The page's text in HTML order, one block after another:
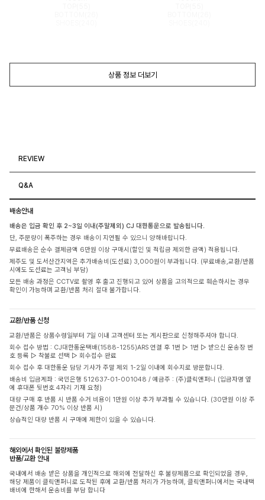
상품 정보 더보기
REVIEW
Q&A
배송안내
배송은 입금 확인 후 2~3일 이내(주말제외) CJ 대한통운으로 발송됩니다.
단, 주문량이 폭주하는 경우 배송이 지연될 수 있으니 양해바랍니다.
무료배송은 순수 결제금액 6만원 이상 구매시(할인 및 적립금 제외한 금액) 적용됩니다.
제주도 및 도서산간지역은 추가배송비(도선료) 3,000원이 부과됩니다. (무료배송,교환/반품
시에도 도선료는 고객님 부담)
모든 배송 과정은 CCTV로 촬영 후 출고 진행되고 있어 상품을 고의적으로 훼손하시는 경우
확인이 가능하며 교환/반품 처리 절대 불가합니다.
교환/반품 신청
교환/반품은 상품수령일부터 7일 이내 고객센터 또는 게시판으로 신청해주셔야 합니다.
회수 접수 방법 : CJ대한통운택배(1588-1255)ARS 연결 후 1번 ▷ 1번 ▷ 받으신 운송장 번
호 등록 ▷ 착불로 선택 ▷ 회수접수 완료
회수 접수 후 대한통운 담당 기사가 주말 제외 1-2일 이내에 회수지로 방문합니다.
배송비 입금계좌 : 국민은행 512637-01-001048 / 예금주 : (주)클릭앤퍼니 (입금자명 옆
에 휴대폰 뒷번호 4자리 기재 요청)
대량 구매 후 반품 시 반품 수거 비용이 1만원 이상 추가 부과될 수 있습니다. (30만원 이상 주
문건/상품 개수 70% 이상 반품 시)
상습적인 대량 반품 시 구매에 제한이 있을 수 있습니다.
해외에서 확인된 불량제품
반품/교환 안내
국내에서 배송 받은 상품을 개인적으로 해외에 전달하신 후 불량제품으로 확인되었을 경우,
해당 제품이 클릭앤퍼니로 도착된 후에 교환/반품 처리가 가능하며, 클릭앤퍼니에서는 국내택
배비에 한해서 운송비를 부담 합니다